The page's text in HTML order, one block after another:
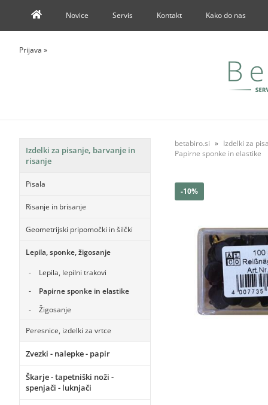
Novice Servis Kontakt Kako do nas
Prijava »
Izdelki za pisanje, barvanje in
risanje
Pisala
Risanje in brisanje
Geometrijski pripomočki in šilčki
Lepila, sponke, žigosanje
Lepila, lepilni trakovi
Papirne sponke in elastike
Žigosanje
Peresnice, izdelki za vrtce
Zvezki - nalepke - papir
Škarje - tapetniški noži -
spenjači - luknjači
betabiro.si
Izdelki za
Papirne sponke in elastike
-10%